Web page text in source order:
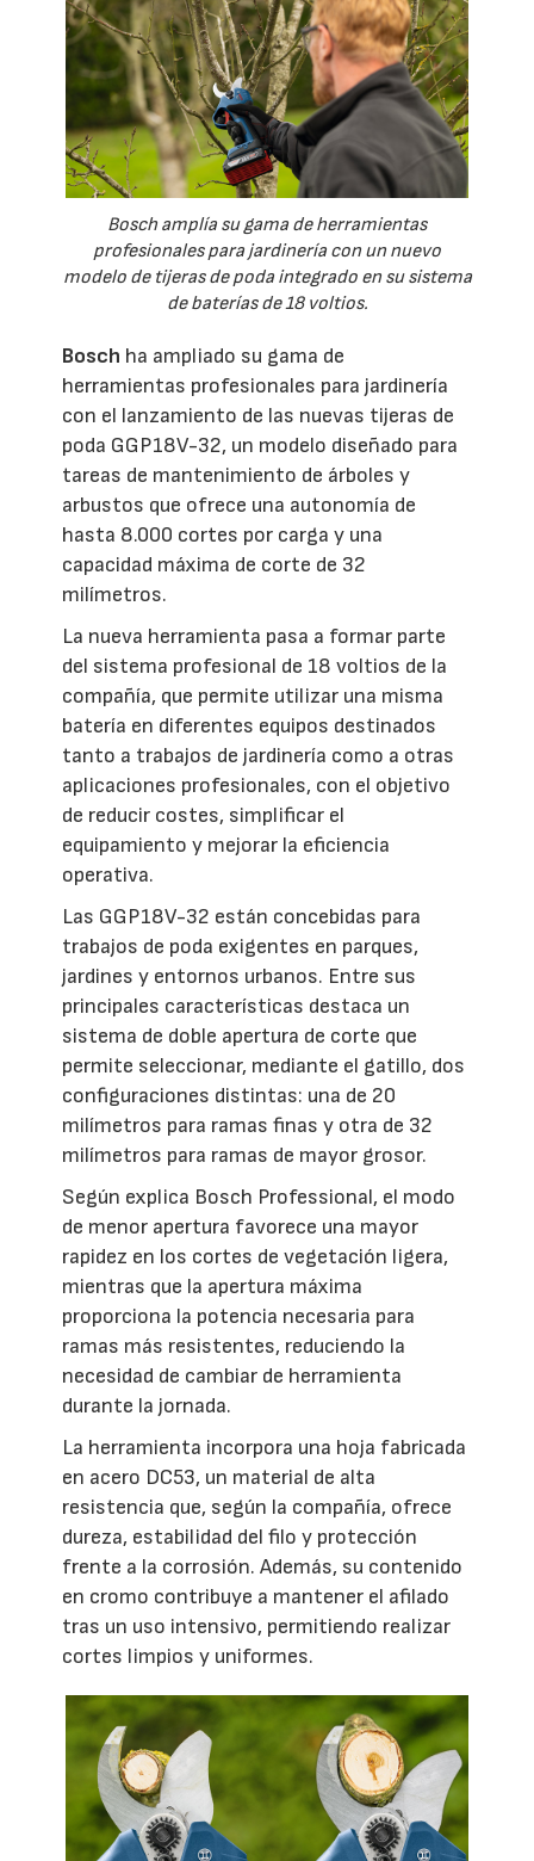
Bosch amplía su gama de herramientas
profesionales para jardinería con un nuevo
modelo de tijeras de poda integrado en su sistema
de baterías de 18 voltios.
Bosch ha ampliado su gama de
herramientas profesionales para jardinería
con el lanzamiento de las nuevas tijeras de
poda GGP18V-32, un modelo diseñado para
tareas de mantenimiento de árboles y
arbustos que ofrece una autonomía de
hasta 8.000 cortes por carga y una
capacidad máxima de corte de 32
milímetros.
La nueva herramienta pasa a formar parte
del sistema profesional de 18 voltios de la
compañía, que permite utilizar una misma
batería en diferentes equipos destinados
tanto a trabajos de jardinería como a otras
aplicaciones profesionales, con el objetivo
de reducir costes, simplificar el
equipamiento y mejorar la eficiencia
operativa.
Las GGP18V-32 están concebidas para
trabajos de poda exigentes en parques,
jardines y entornos urbanos. Entre sus
principales características destaca un
sistema de doble apertura de corte que
permite seleccionar, mediante el gatillo, dos
configuraciones distintas: una de 20
milímetros para ramas finas y otra de 32
milímetros para ramas de mayor grosor.
Según explica Bosch Professional, el modo
de menor apertura favorece una mayor
rapidez en los cortes de vegetación ligera,
mientras que la apertura máxima
proporciona la potencia necesaria para
ramas más resistentes, reduciendo la
necesidad de cambiar de herramienta
durante la jornada.
La herramienta incorpora una hoja fabricada
en acero DC53, un material de alta
resistencia que, según la compañía, ofrece
dureza, estabilidad del filo y protección
frente a la corrosión. Además, su contenido
en cromo contribuye a mantener el afilado
tras un uso intensivo, permitiendo realizar
cortes limpios y uniformes.